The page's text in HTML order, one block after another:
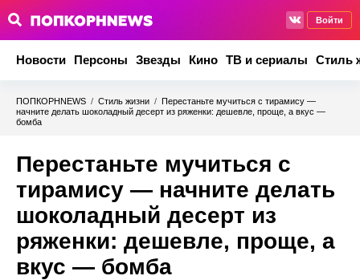
Войти
Новости Персоны Звезды Кино ТВ и сериалы Стиль
ПОПКОРНNEWS / Стиль жизни / Перестаньте мучиться с тирамису —
начните делать шоколадный десерт из ряженки: дешевле, проще, а вкус —
бомба
Перестаньте мучиться с
тирамису — начните делать
шоколадный десерт из
ряженки: дешевле, проще, а
вкус — бомба